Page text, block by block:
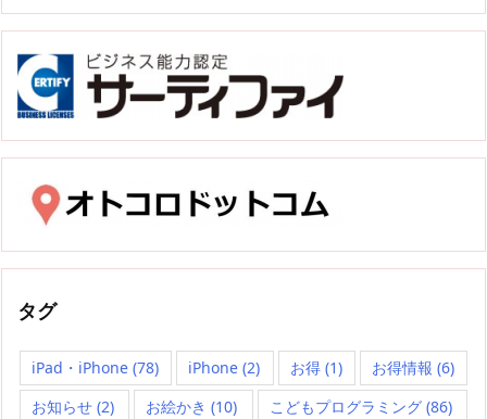
タグ
iPad・iPhone (78) iPhone (2) お得(1) お得情報 (6)
お知らせ (2) お絵かき (10) こどもプログラミング(86)